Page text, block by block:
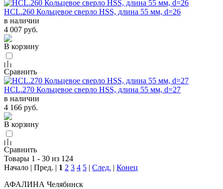
HCL.260 Кольцевое сверло HSS, длина 55 мм, d=26
в наличии
4 007 руб.
В корзину
Сравнить
HCL.270 Кольцевое сверло HSS, длина 55 мм, d=27
в наличии
4 166 руб.
В корзину
Сравнить
Товары 1 - 30 из 124
Начало | Пред. | 1 2 3 4 5 | След. | Конец
АФАЛИНА Челябинск